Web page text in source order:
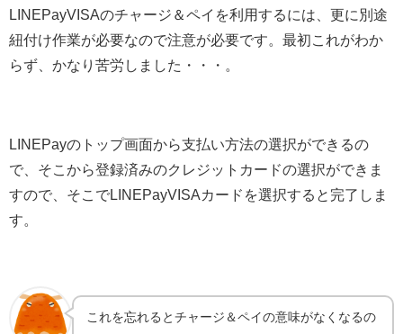
LINEPayVISAのチャージ＆ペイを利用するには、更に別途
紐付け作業が必要なので注意が必要です。最初これがわか
らず、かなり苦労しました・・・。
LINEPayのトップ画面から支払い方法の選択ができるの
で、そこから登録済みのクレジットカードの選択ができま
すので、そこでLINEPayVISAカードを選択すると完了しま
す。
これを忘れるとチャージ＆ペイの意味がなくなるの